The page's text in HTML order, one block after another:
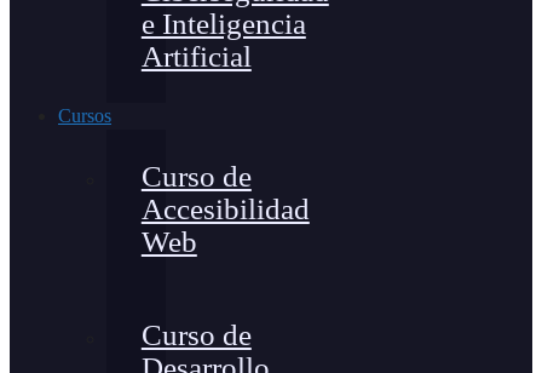
e Inteligencia
Artificial
Cursos
Curso de
Accesibilidad
Web
Curso de